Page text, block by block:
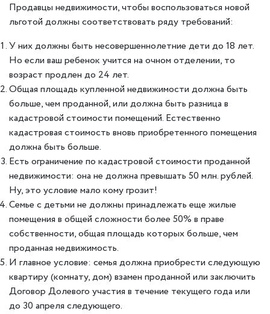
Продавцы недвижимости, чтобы воспользоваться новой
льготой должны соответствовать ряду требований:
У них должны быть несовершеннолетние дети до 18 лет.
Но если ваш ребенок учится на очном отделении, то
возраст продлен до 24 лет.
Общая площадь купленной недвижимости должна быть
больше, чем проданной, или должна быть разница в
кадастровой стоимости помещений. Естественно
кадастровая стоимость вновь приобретенного помещения
должна быть больше.
Есть ограничение по кадастровой стоимости проданной
недвижимости: она не должна превышать 50 млн. рублей.
Ну, это условие мало кому грозит!
Семье с детьми не должны принадлежать еще жилые
помещения в общей сложности более 50% в праве
собственности, общая площадь которых больше, чем
проданная недвижимость.
И главное условие: семья должна приобрести следующую
квартиру (комнату, дом) взамен проданной или заключить
Договор Долевого участия в течение текущего года или
до 30 апреля следующего.